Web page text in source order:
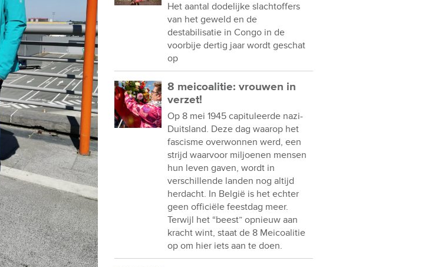
Het aantal dodelijke slachtoffers
van het geweld en de
destabilisatie in Congo in de
voorbije dertig jaar wordt geschat
op
8 meicoalitie: vrouwen in
verzet!
Op 8 mei 1945 capituleerde nazi-
Duitsland. Deze dag waarop het
fascisme overwonnen werd, een
strijd waarvoor miljoenen mensen
hun leven gaven, wordt in
verschillende landen nog altijd
herdacht. In België is het echter
geen officiële feestdag meer.
Terwijl het “beest” opnieuw aan
kracht wint, staat de 8 Meicoalitie
op om hier iets aan te doen.